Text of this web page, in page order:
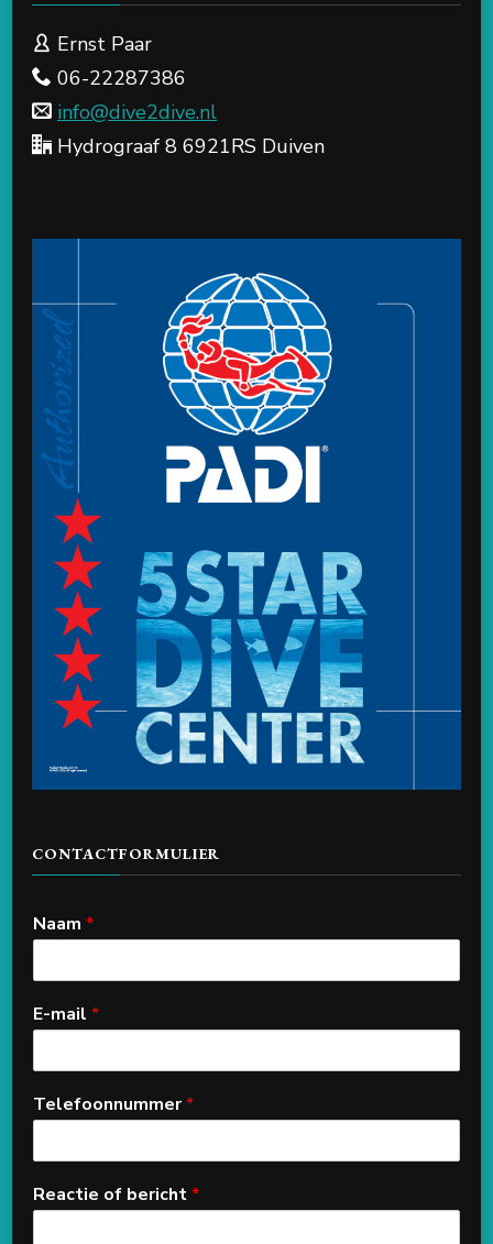
Ernst Paar
06-22287386
info@dive2dive.nl
Hydrograaf 8 6921RS Duiven
CONTACTFORMULIER
Naam *
E-mail *
Telefoonnummer*
Reactie of bericht*